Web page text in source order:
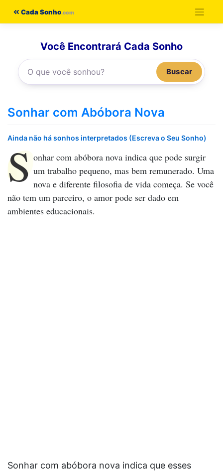
Cada Sonho
Você Encontrará Cada Sonho
Buscar
Sonhar com Abóbora Nova
Ainda não há sonhos interpretados (Escreva o Seu Sonho)
S onhar com abóbora nova indica que pode surgir
um trabalho pequeno, mas bem remunerado. Uma
nova e diferente filosofia de vida começa. Se você
não tem um parceiro, o amor pode ser dado em
ambientes educacionais.
Sonhar com abóbora nova indica que esses